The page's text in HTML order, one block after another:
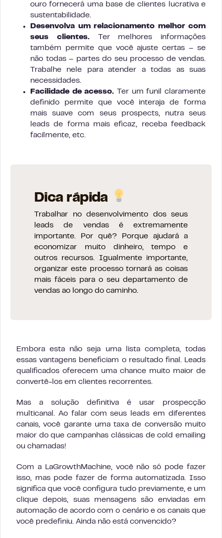
ouro fornecerá uma base de clientes lucrativa e
sustentabilidade.
Desenvolva um relacionamento melhor com
seus clientes.Ter melhores informações
também permite que você ajuste certas – se
não todas – partes do seu processo de vendas.
Trabalhe nele para atender a todas as suas
necessidades.
Facilidade de acesso. Ter um funil claramente
definido permite que você interaja de forma
mais suave com seus prospects, nutra seus
leads de forma mais eficaz, receba feedback
facilmente, etc.
Dica rápida
Trabalhar no desenvolvimento dos seus
leads de vendas é extremamente
importante. Por quê? Porque ajudará a
economizar muito dinheiro, tempo e
outros recursos. Igualmente importante,
organizar este processo tornará as coisas
mais fáceis para o seu departamento de
vendas ao longo do caminho.
Embora esta não seja uma lista completa, todas
essas vantagens beneficiam o resultado final. Leads
qualificados oferecem uma chance muito maior de
convertê-los em clientes recorrentes.
Mas a solução definitiva é usar prospecção
multicanal. Ao falar com seus leads em diferentes
canais, você garante uma taxa de conversão muito
maior do que campanhas clássicas de cold emailing
ou chamadas!
Com a LaGrowthMachine, você não só pode fazer
isso, mas pode fazer de forma automatizada. Isso
significa que você configura tudo previamente, e um
clique depois, suas mensagens são enviadas em
automação de acordo com o cenário e os canais que
você predefiniu. Ainda não está convencido?